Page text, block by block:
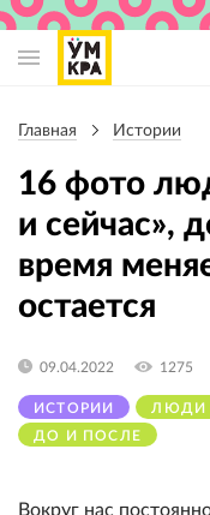
навигации
Главная Истории
16 фото
и сейчас»,
время
остается
ИСТОРИИ ЛЮДИ
ДО И ПОСЛЕ
09.04.2022 1275
Вокруг нас